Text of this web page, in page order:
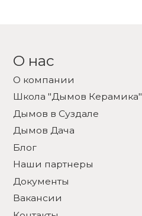
О нас
О компании
Школа "Дымов Керамика"
Дымов в Суздале
Дымов Дача
Блог
Наши партнеры
Документы
Вакансии